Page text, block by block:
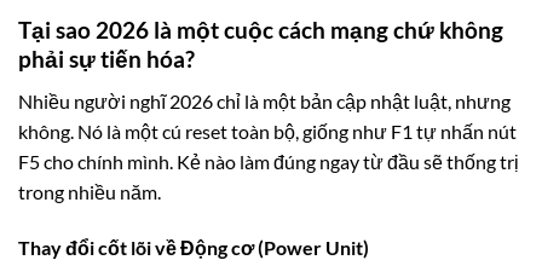
Tại sao 2026 là một cuộc cách mạng chứ không
phải sự tiến hóa?
Nhiều người nghĩ 2026 chỉ là một bản cập nhật luật, nhưng
không. Nó là một cú reset toàn bộ, giống như F1 tự nhấn nút
F5 cho chính mình. Kẻ nào làm đúng ngay từ đầu sẽ thống trị
trong nhiều năm.
Thay đổi cốt lõi về Động cơ (Power Unit)